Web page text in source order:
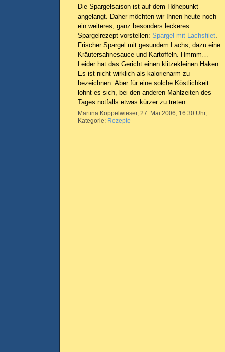
Die Spargelsaison ist auf dem Höhepunkt
angelangt. Daher möchten wir Ihnen heute noch
ein weiteres, ganz besonders leckeres
Spargelrezept vorstellen: Spargel mit Lachsfilet.
Frischer Spargel mit gesundem Lachs, dazu eine
Kräutersahnesauce und Kartoffeln. Hmmm…
Leider hat das Gericht einen klitzekleinen Haken:
Es ist nicht wirklich als kalorienarm zu
bezeichnen. Aber für eine solche Köstlichkeit
lohnt es sich, bei den anderen Mahlzeiten des
Tages notfalls etwas kürzer zu treten.
Martina Koppelwieser, 27. Mai 2006, 16.30 Uhr,
Kategorie: Rezepte